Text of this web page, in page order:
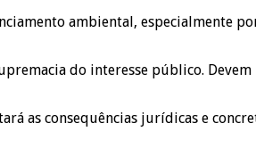
ambiental, especialmente
do interesse público.
as consequências jurídicas e